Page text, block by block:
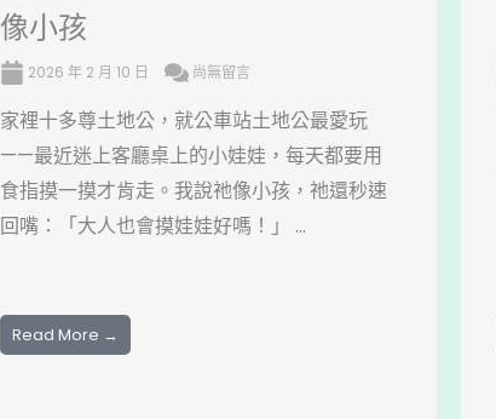
像小孩
2026 年 2 月 10 日 尚無留言
家裡十多尊土地公，就公車站土地公最愛玩
——最近迷上客廳桌上的小娃娃，每天都要用
食指摸一摸才肯走。我說祂像小孩，祂還秒速
回嘴：「大人也會摸娃娃好嗎！」 ...
Read More →